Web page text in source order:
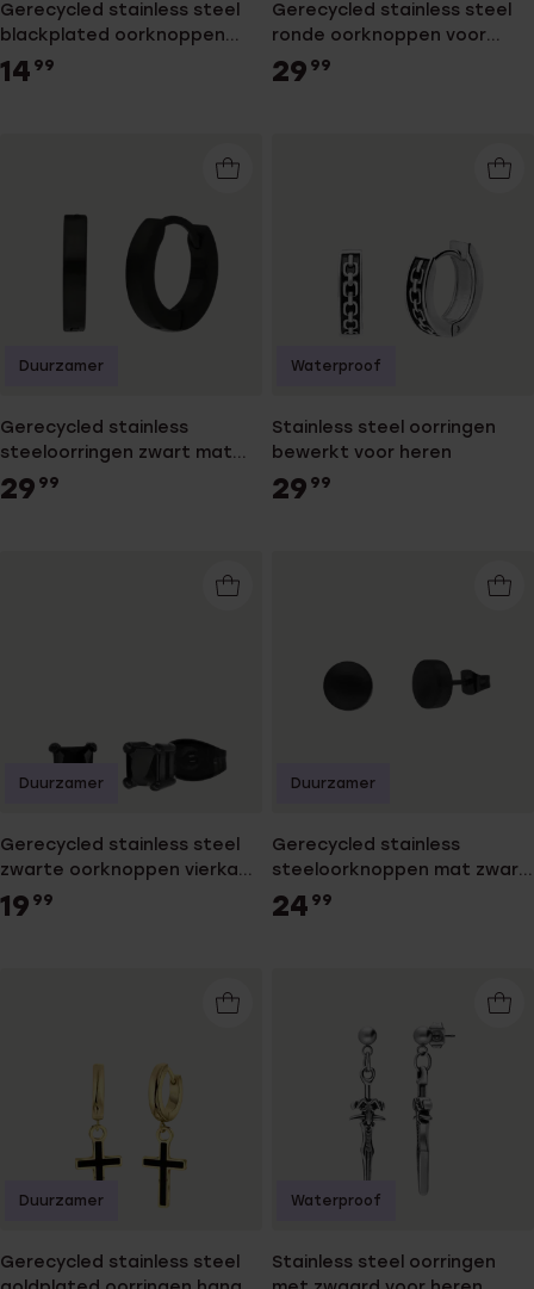
Gerecycled stainless steel
blackplated oorknoppen
rond met zirkonia 4mm voor
heren
14 99
Gerecycled stainless steel
ronde oorknoppen voor
heren
29 99
Gerecycled stainless
steeloorringen zwart mat
voor heren
29 99
Duurzamer
Stainless steel oorringen
bewerkt voor heren
29 99
Waterproof
Gerecycled stainless steel
zwarte oorknoppen vierkant
met zirkonia 4mm voor heren
19 99
Duurzamer
Gerecycled stainless
steeloorknoppen mat zwart
voor heren
24 99
Duurzamer
Gerecycled stainless steel
Duurzamer
Stainless steel oorringen
Waterproof